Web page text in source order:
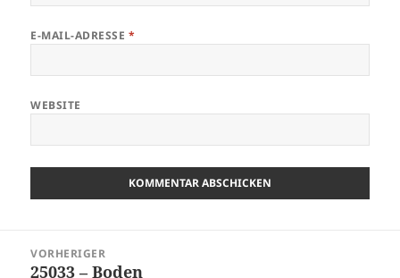
E-MAIL-ADRESSE *
WEBSITE
VORHERIGER
Vorheriger
25033 – Boden